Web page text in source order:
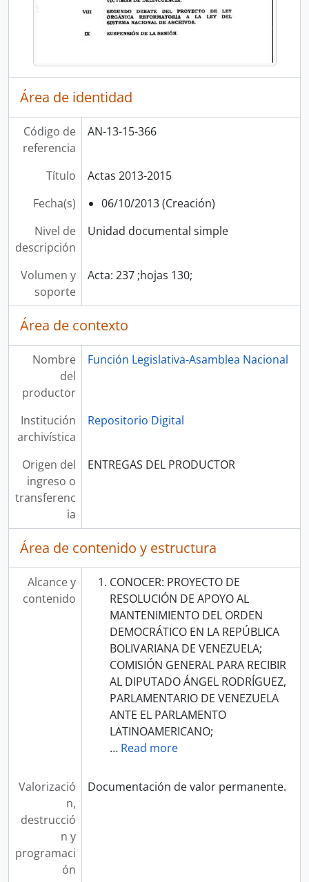
Área de identidad
Código de
referencia
AN-13-15-366
Título
Actas 2013-2015
Fecha(s)
06/10/2013 (Creación)
Nivel de
descripción
Unidad documental simple
Volumen y
soporte
Acta: 237 ;hojas 130;
Área de contexto
Nombre
del
productor
Función Legislativa-Asamblea Nacional
Institución
archivística
Repositorio Digital
Origen del
ingreso o
transferenc
ia
ENTREGAS DEL PRODUCTOR
Área de contenido y estructura
Alcance y
contenido
CONOCER: PROYECTO DE
RESOLUCIÓN DE APOYO AL
MANTENIMIENTO DEL ORDEN
DEMOCRÁTICO EN LA REPÚBLICA
BOLIVARIANA DE VENEZUELA;
COMISIÓN GENERAL PARA RECIBIR
AL DIPUTADO ÁNGEL RODRÍGUEZ,
PARLAMENTARIO DE VENEZUELA
ANTE EL PARLAMENTO
LATINOAMERICANO;
… Read more
Valorizació
n,
destrucció
n y
programaci
ón
Documentación de valor permanente.